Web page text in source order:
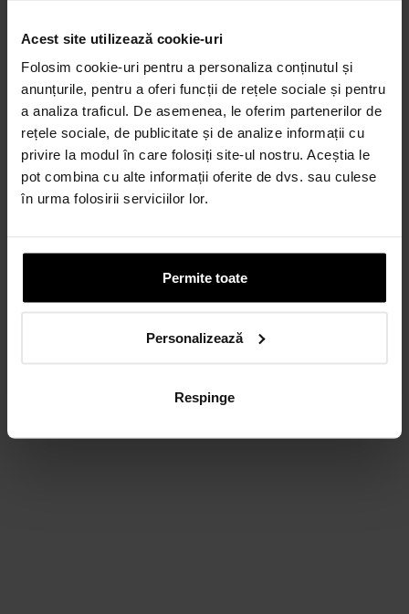
Acest site utilizează cookie-uri
Folosim cookie-uri pentru a personaliza conținutul și
anunțurile, pentru a oferi funcții de rețele sociale și pentru
a analiza traficul. De asemenea, le oferim partenerilor de
rețele sociale, de publicitate și de analize informații cu
privire la modul în care folosiți site-ul nostru. Aceștia le
pot combina cu alte informații oferite de dvs. sau culese
în urma folosirii serviciilor lor.
Permite toate
Personalizează
Respinge
Consumer Financing IF.N. S.A.
CALCULEAZĂ RATA
Credit 100% Online prin TBI
CARD AVANTAJ
Până la 24 de rate fără dobândă.